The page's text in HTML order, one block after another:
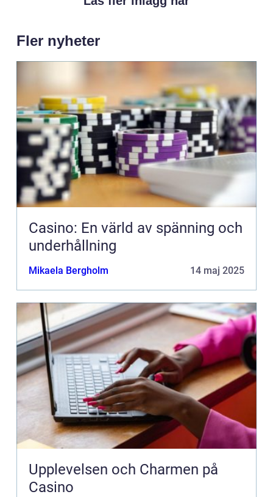
Fler nyheter
Casino: En värld av spänning och
underhållning
Mikaela Bergholm 14 maj 2025
Upplevelsen och Charmen på
Casino